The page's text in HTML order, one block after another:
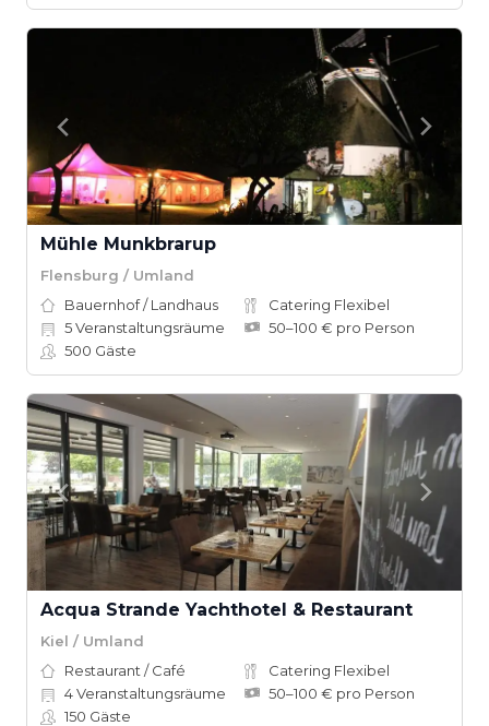
Mühle Munkbrarup
Flensburg / Umland
Bauernhof / Landhaus
Catering Flexibel
5Veranstaltungsräume
50–100 € pro Person
500 Gäste
Acqua Strande Yachthotel & Restaurant
Kiel / Umland
Restaurant / Café
Catering Flexibel
4Veranstaltungsräume
50–100 € pro Person
150 Gäste